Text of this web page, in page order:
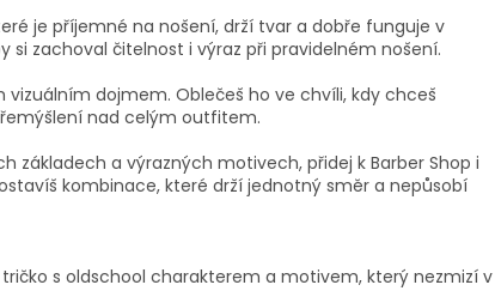
je příjemné na nošení, drží tvar a dobře funguje v
si zachoval čitelnost i výraz při pravidelném nošení.
vizuálním dojmem. Oblečeš ho ve chvíli, kdy chceš
nad celým outfitem.
základech a výrazných motivech, přidej k Barber Shop i
kombinace, které drží jednotný směr a nepůsobí
s oldschool charakterem a motivem, který nezmizí v